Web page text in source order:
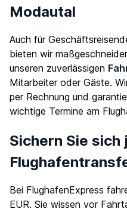
Modautal
Auch für
bieten wir
unseren zuverlässigen
Mitarbeiter oder Gäste.
per Rechnung und
wichtige Termine am
Sichern Sie
Bei FlughafenExpress
EUR. Sie wissen vor